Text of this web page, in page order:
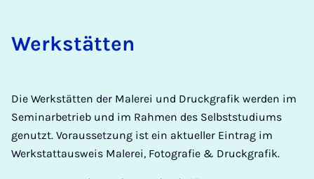
Werkstät­ten
Die Werkstätten der Malerei und Druckgrafik werden im
Seminarbetrieb und im Rahmen des Selbststudiums
genutzt. Voraussetzung ist ein aktueller Eintrag im
Werkstattausweis Malerei, Fotografie & Druckgrafik.